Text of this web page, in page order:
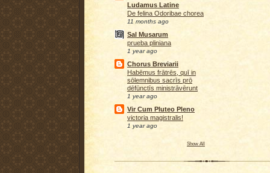
Ludamus Latine
De felina Odoribae chorea
11 months ago
Sal Musarum
prueba pliniana
1 year ago
Chorus Breviarii
Habēmus frātrēs, quī in
sōlemnibus sacrīs prō
dēfūnctīs ministrāvērunt
1 year ago
Vir Cum Pluteo Pleno
victoria magistralis!
1 year ago
Show All